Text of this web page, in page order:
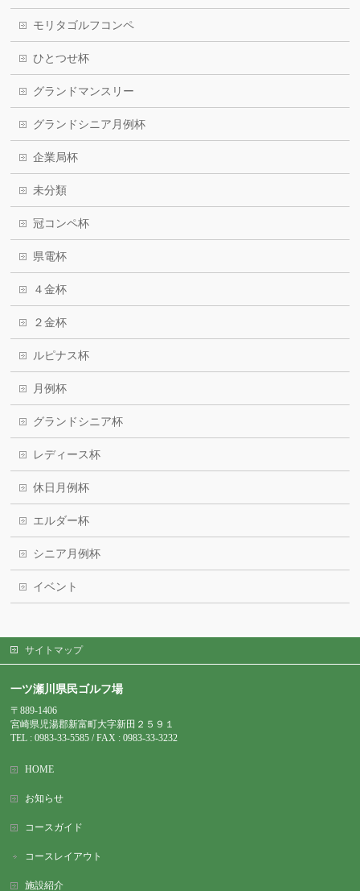
モリタゴルフコンペ
ひとつせ杯
グランドマンスリー
グランドシニア月例杯
企業局杯
未分類
冠コンペ杯
県電杯
４金杯
２金杯
ルピナス杯
月例杯
グランドシニア杯
レディース杯
休日月例杯
エルダー杯
シニア月例杯
イベント
サイトマップ
一ツ瀬川県民ゴルフ場
〒889-1406
宮崎県児湯郡新富町大字新田２５９１
TEL : 0983-33-5585 / FAX : 0983-33-3232
HOME
お知らせ
コースガイド
コースレイアウト
施設紹介